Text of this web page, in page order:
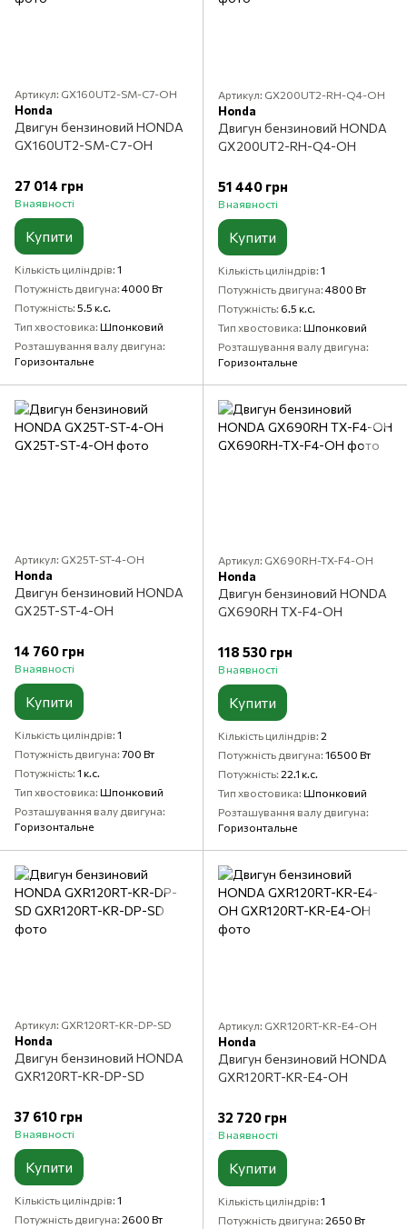
Артикул: GX160UT2-SM-C7-OH
Honda
Двигун бензиновий HONDA
GX160UT2-SM-C7-OH
27 014 грн
В наявності
Купити
Кількість циліндрів 1
Потужність двигуна 4000 Вт
Потужність 5.5 к.с.
Тип хвостовика Шпонковий
Розташування валу двигуна
Горизонтальне
Артикул: GX200UT2-RH-Q4-OH
Honda
Двигун бензиновий HONDA
GX200UT2-RH-Q4-OH
51 440 грн
В наявності
Купити
Кількість циліндрів 1
Потужність двигуна 4800 Вт
Потужність 6.5 к.с.
Тип хвостовика Шпонковий
Розташування валу двигуна
Горизонтальне
Артикул: GX25T-ST-4-OH
Honda
Двигун бензиновий HONDA
GX25T-ST-4-OH
14 760 грн
В наявності
Купити
Кількість циліндрів 1
Потужність двигуна 700 Вт
Потужність 1 к.с.
Тип хвостовика Шпонковий
Розташування валу двигуна
Горизонтальне
Артикул: GX690RH-TX-F4-OH
Honda
Двигун бензиновий HONDA
GX690RH TX-F4-OH
118 530 грн
В наявності
Купити
Кількість циліндрів 2
Потужність двигуна 16500 Вт
Потужність 22.1 к.с.
Тип хвостовика Шпонковий
Розташування валу двигуна
Горизонтальне
Артикул: GXR120RT-KR-DP-SD
Honda
Двигун бензиновий HONDA
GXR120RT-KR-DP-SD
37 610 грн
В наявності
Купити
Кількість циліндрів 1
Потужність двигуна 2600 Вт
Артикул: GXR120RT-KR-E4-OH
Honda
Двигун бензиновий HONDA
GXR120RT-KR-E4-OH
32 720 грн
В наявності
Купити
Кількість циліндрів 1
Потужність двигуна 2650 Вт